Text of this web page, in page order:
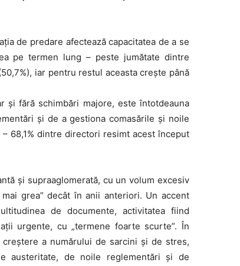
de predare afectează capacitatea de a se
pe termen lung – peste jumătate dintre
iar pentru restul aceasta crește până
fără schimbări majore, este întotdeauna
și de a gestiona comasările și noile
68,1% dintre directori resimt acest început
și supraaglomerată, cu un volum excesiv
grea” decât în anii anteriori. Un accent
de documente, activitatea fiind
urgente, cu „termene foarte scurte”. În
a numărului de sarcini și de stres,
austeritate, de noile reglementări și de